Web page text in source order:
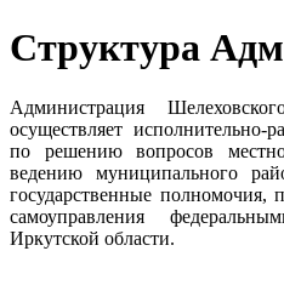
Структура
Администрация
осуществляет исполнительно-
по решению вопросов
ведению муниципального
государственные полномочия,
самоуправления
Иркутской области.